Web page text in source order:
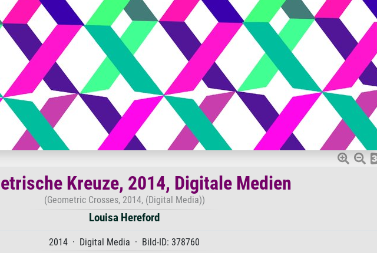
Kreuze, 2014, Digitale Medien
(Geometric Crosses, 2014, (Digital Media))
Louisa Hereford
2014 · Digital Media · Bild-ID: 378760